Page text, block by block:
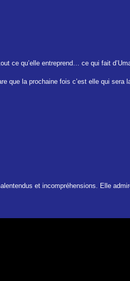
ce qu’elle entreprend… ce qui fait
que la prochaine fois c’est elle qui sera
et incompréhensions. Elle